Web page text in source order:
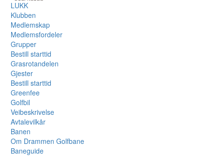
LUKK
Klubben
Medlemskap
Medlemsfordeler
Grupper
Bestill starttid
Grasrotandelen
Gjester
Bestill starttid
Greenfee
Golfbil
Veibeskrivelse
Avtalevilkår
Banen
Om Drammen Golfbane
Baneguide